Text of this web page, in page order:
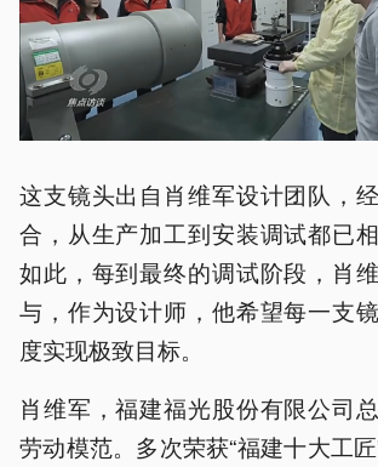
这支镜头出自肖维军设计团队，
合，从生产加工到安装调试都已
如此，每到最终的调试阶段，肖
与，作为设计师，他希望每一支
度实现极致目标。
肖维军，福建福光股份有限公司
劳动模范。多次荣获“福建十大工匠